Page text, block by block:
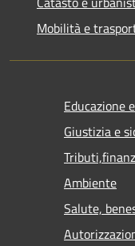
Mobilità e
Educazione
Giustizia e
Ambiente
Salute,